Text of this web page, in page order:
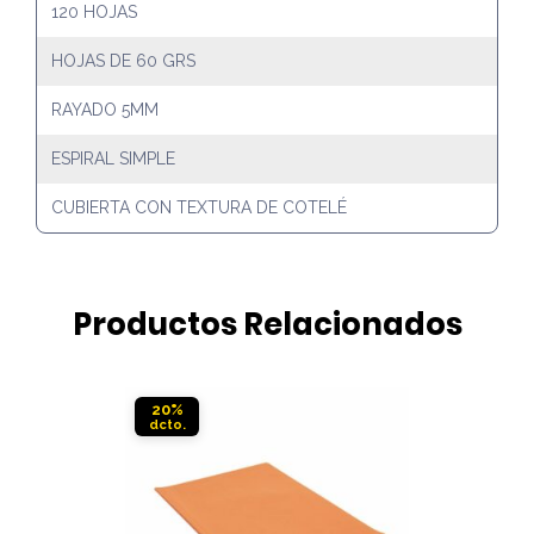
120 HOJAS
HOJAS DE 60 GRS
RAYADO 5MM
ESPIRAL SIMPLE
CUBIERTA CON TEXTURA DE COTELÉ
Productos Relacionados
20%